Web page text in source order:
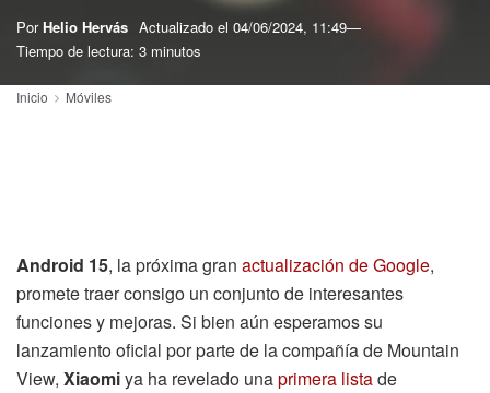
Por Helio Hervás Actualizado el 04/06/2024, 11:49
Tiempo de lectura: 3 minutos
Inicio Móviles
Android 15, la próxima gran actualización de Google,
promete traer consigo un conjunto de interesantes
funciones y mejoras. Si bien aún esperamos su
lanzamiento oficial por parte de la compañía de Mountain
View, Xiaomiya ha revelado unaprimera listade